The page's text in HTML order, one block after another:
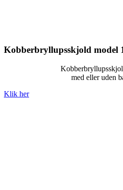
Kobberbryllupsskjold model
med eller uden
Klik her